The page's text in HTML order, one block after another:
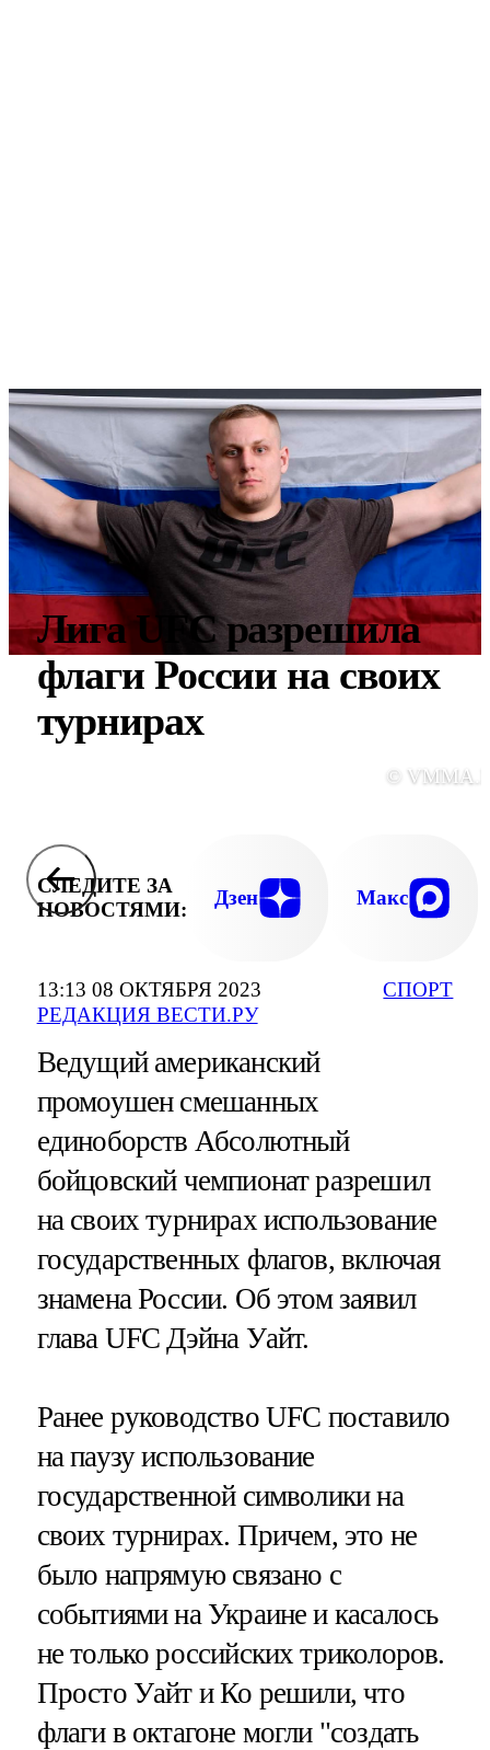
13:13 08 ОКТЯБРЯ 2023
РЕДАКЦИЯ ВЕСТИ.РУ
СПОРТ
Лига UFC разрешила
флаги России на своих
турнирах
©
СЛЕДИТЕ ЗА
НОВОСТЯМИ:
Дзен Макс
Ведущий американский
промоушен смешанных
единоборств Абсолютный
бойцовский чемпионат разрешил
на своих турнирах использование
государственных флагов, включая
знамена России. Об этом заявил
глава UFC Дэйна Уайт.
Ранее руководство UFC поставило
на паузу использование
государственной символики на
своих турнирах. Причем, это не
было напрямую связано с
событиями на Украине и касалось
не только российских триколоров.
Просто Уайт и Ко решили, что
флаги в октагоне могли "создать